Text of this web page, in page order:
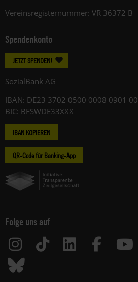
Vereinsregisternummer: VR 36372 B
Spendenkonto
JETZT SPENDEN!
SozialBank AG
IBAN: DE23 3702 0500 0008 0901 00
BIC: BFSWDE33XXX
IBAN KOPIEREN
QR-Code für Banking-App
Folge uns auf